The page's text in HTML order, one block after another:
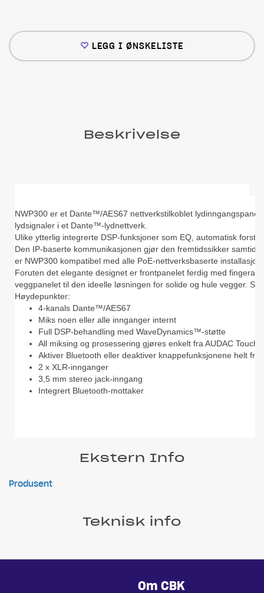
LEGG I ØNSKELISTE
Beskrivelse
NWP300 er et Dante™/AES67 nettverkstilkoblet
lydsignaler i et Dante™-lydnettverk.
Ulike ytterlig integrerte DSP-funksjoner som EQ, automatisk
Den IP-baserte kommunikasjonen gjør den fremtidssikker
er NWP300 kompatibel med alle PoE-nettverksbaserte
Foruten det elegante designet er frontpanelet ferdig med
veggpanelet til den ideelle løsningen for solide og hule vegger.
Høydepunkter:
4-kanals Dante™/AES67
Miks noen eller alle innganger internt
Full DSP-behandling med WaveDynamics™-støtte
All miksing og prosessering gjøres enkelt fra AUDAC
Aktiver Bluetooth eller deaktiver knappefunksjonene helt fra
2 x XLR-innganger
3,5 mm stereo jack-inngang
Integrert Bluetooth-mottaker
Ekstern Info
Produsent
Teknisk info
Om CBK